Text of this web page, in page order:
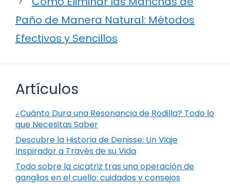
Paño de Manera Natural: Métodos
Efectivos y Sencillos
Artículos
¿Cuánto Dura una Resonancia de Rodilla? Todo lo
que Necesitas Saber
Descubre la Historia de Denisse: Un Viaje
Inspirador a Través de su Vida
Todo sobre la cicatriz tras una operación de
ganglios en el cuello: cuidados y consejos